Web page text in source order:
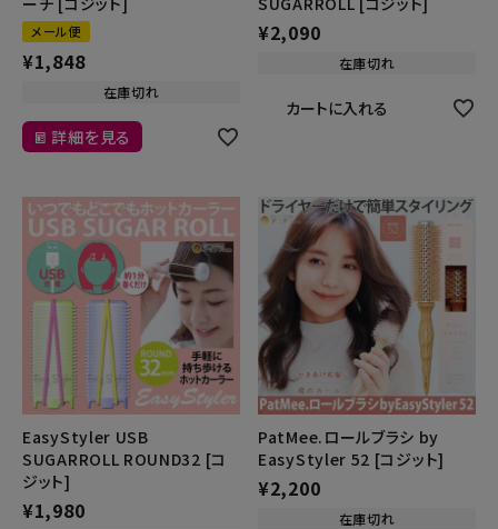
メール便
¥1,848
在庫切れ
詳細を見る
¥2,090
在庫切れ
カートに入れる
EasyStyler USB
SUGARROLL ROUND32 [コ
ジット]
¥1,980
PatMee.ロールブラシ by
EasyStyler 52 [コジット]
¥2,200
在庫切れ